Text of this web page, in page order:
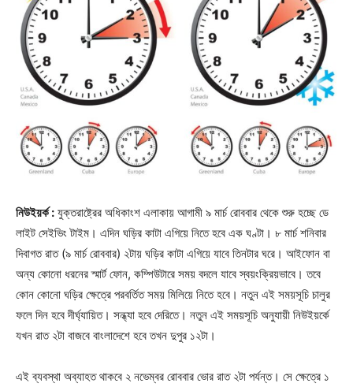
নিউইয়র্ক : যুক্তরাষ্ট্রের অধিকাংশ এলাকায় আগামী ৯ মার্চ রোববার থেকে শুরু হচ্ছে ডে
লাইট সেইভিং টাইম। এদিন ঘড়ির কাটা এগিয়ে নিতে হবে এক ঘণ্টা। ৮ মার্চ শনিবার
দিবাগত রাত (৯ মার্চ রোববার) ২টায় ঘড়ির কাটা এগিয়ে যাবে তিনটার ঘরে। আইফোন বা
অন্য কোনো ধরনের স্মার্ট ফোন, কম্পিউটারে সময় বদলে যাবে স্বয়ংক্রিয়ভাবে। তবে
কোন কোনো ঘড়ির ক্ষেত্রে পরবর্তিত সময় মিলিয়ে নিতে হবে। নতুন এই সময়সূচি চালুর
ফলে দিন হবে দীর্ঘ্যায়িত। সন্ধ্যা হবে দেরিতে। নতুন এই সময়সূচি অনুযায়ী নিউইয়র্কে
যখন রাত ২টা বাজবে বাংলাদেশে হবে তখন দুপুর ১২টা।
এই ব্যবস্থা অব্যাহত থাকবে ২ নভেম্বর রোববার ভোর রাত ২টা পর্যন্ত। সে ক্ষেত্রে ১